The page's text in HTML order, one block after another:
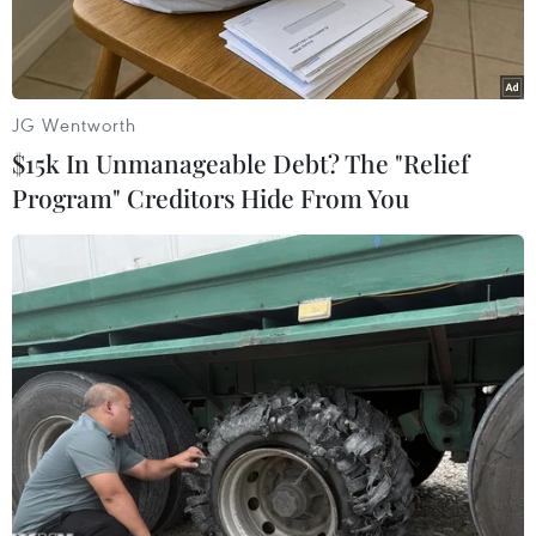
(Nguồn: AFP/Getty Images)
Ngày 10/6, Ban tổ chức giải thưởng Grammy
thông sẽ siết chặt các quy định liên quan đến đề
JG Wentworth
$15k In Unmanageable Debt? The "Relief
Program" Creditors Hide From You